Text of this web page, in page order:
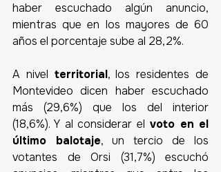
haber escuchado algún anuncio,
mientras que en los mayores de 60
años el porcentaje sube al 28,2%.
A nivel territorial, los residentes de
Montevideo dicen haber escuchado
más (29,6%) que los del interior
(18,6%). Y al considerar el voto en el
último balotaje, un tercio de los
votantes de Orsi (31,7%) escuchó